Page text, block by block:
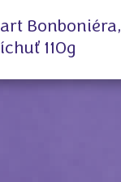
Bonboniéra,
110g